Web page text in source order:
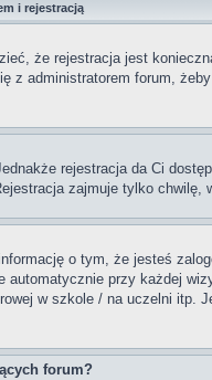
i rejestracją
że rejestracja jest
administratorem forum,
rejestracja da Ci
zajmuje tylko chwilę,
o tym, że jesteś
przy każdej
w szkole / na uczelni itp.
forum?